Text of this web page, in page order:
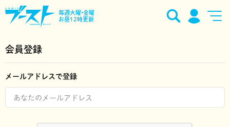
毎週火曜•金曜
お昼12時更新
会員登録
メールアドレスで登録